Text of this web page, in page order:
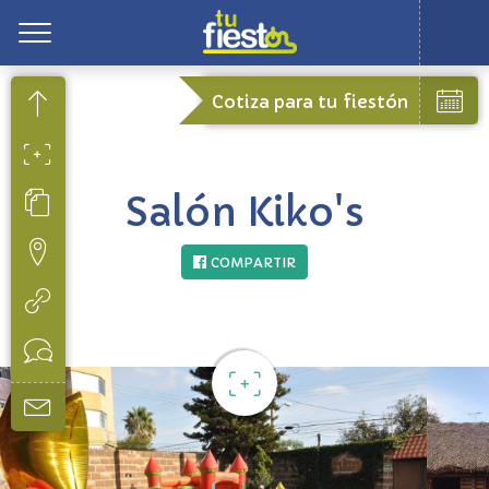
Cotiza para tu fiestón
Salón Kiko's
COMPARTIR